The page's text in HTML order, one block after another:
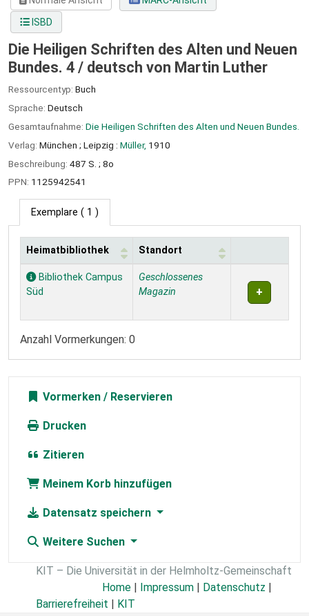
ISBD
Die Heiligen Schriften des Alten und Neuen
Bundes. 4 / deutsch von Martin Luther
Ressourcentyp: Buch
Sprache: Deutsch
Gesamtaufnahme: Die Heiligen Schriften des Alten und Neuen Bundes.
Verlag: München ; Leipzig : Müller, 1910
Beschreibung: 487 S. ; 8o
PPN: 1125942541
Exemplare ( 1 )
Exemplare
Heimatbibliothek Standort
Bibliothek Campus
Süd
Geschlossenes
Magazin
Anzahl Vormerkungen: 0
Vormerken
Drucken
Zitieren
Meinem Korb hinzufügen
Datensatz speichern
Weitere Suchen
KIT – Die Universität in der Helmholtz-Gemeinschaft
Home
Impressum Datenschutz
Barrierefreiheit
KIT